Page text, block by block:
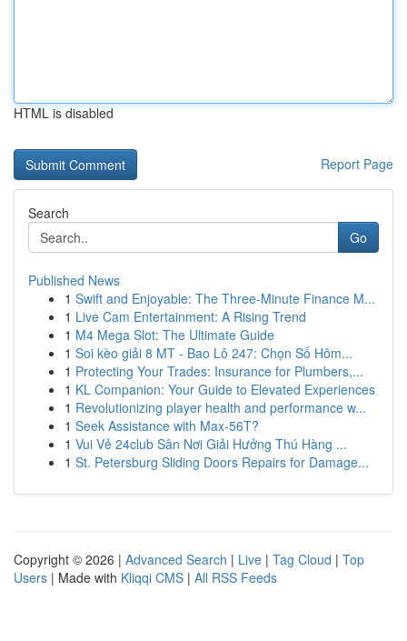
HTML is disabled
Report Page
Search
Go
Published News
1 Swift and Enjoyable: The Three-Minute Finance M...
1 Live Cam Entertainment: A Rising Trend
1 M4 Mega Slot: The Ultimate Guide
1 Soi kèo giải 8 MT - Bao Lô 247: Chọn Số Hôm...
1 Protecting Your Trades: Insurance for Plumbers,...
1 KL Companion: Your Guide to Elevated Experiences
1 Revolutionizing player health and performance w...
1 Seek Assistance with Max-56T?
1 Vui Vẻ 24club Sân Nơi Giải Hưởng Thú Hàng ...
1 St. Petersburg Sliding Doors Repairs for Damage...
Copyright © 2026 | Advanced Search | Live | Tag Cloud | Top
Users | Made with Kliqqi CMS | All RSS Feeds